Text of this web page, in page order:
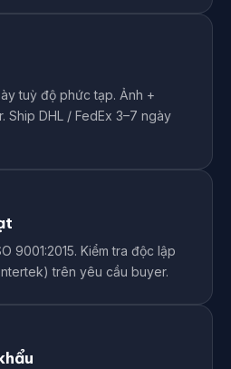
tuỳ độ phức tạp. Ảnh +
Ship DHL / FedEx 3–7 ngày
9001:2015. Kiểm tra độc lập
trên yêu cầu buyer.